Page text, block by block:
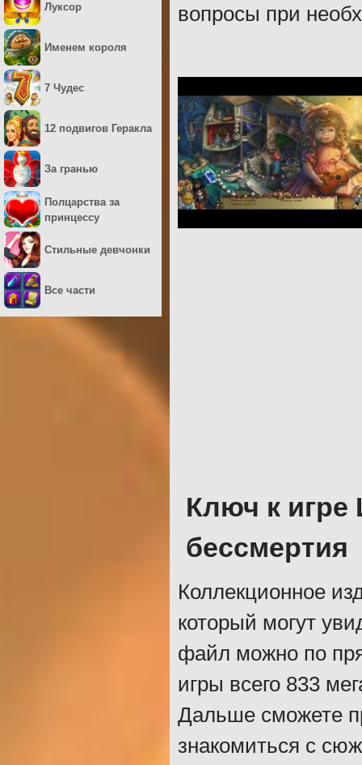
вопросы при
Ключ к
бессмертия
Коллекционное
который могут
файл можно по
игры всего 833
Дальше сможете
знакомиться с
Луксор
Именем короля
7 Чудес
12 подвигов Геракла
За гранью
Полцарства за
принцессу
Стильные девчонки
Все части